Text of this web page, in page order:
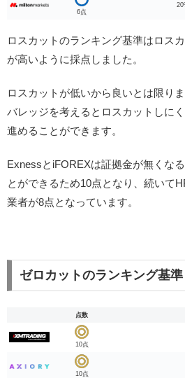
6点
ロスカットのランキング基準はロス
が高いように採点しました。
ロスカットが低いから良いとは限り
バレッジを考えるとロスカットしに
進めることができます。
ExnessとiFOREXは証拠金が無くな
とができるため10点となり、続いて
業者が8点となっています。
ゼロカットのランキング基準
点数
10点
10点